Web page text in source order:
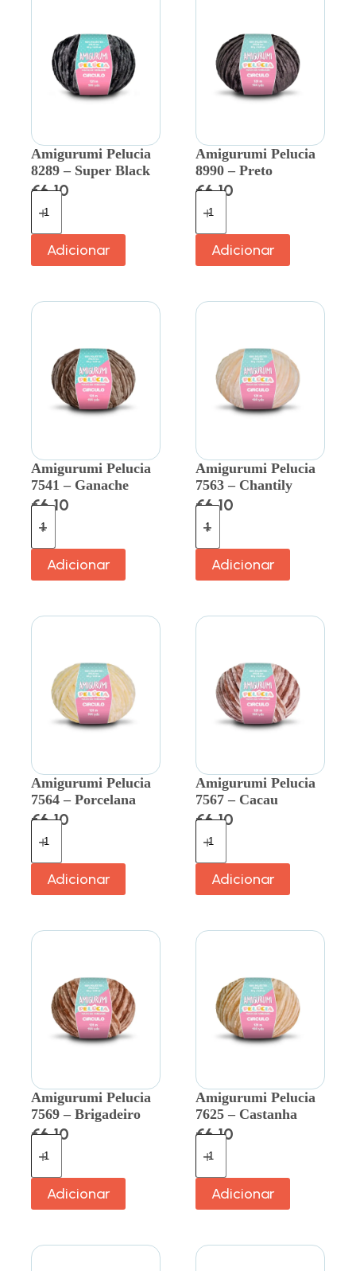
Amigurumi Pelucia
8289 – Super Black
€6.10
Adicionar
Amigurumi Pelucia
8990 – Preto
€6.10
Adicionar
Amigurumi Pelucia
7541 – Ganache
€6.10
Adicionar
Amigurumi Pelucia
7563 – Chantily
€6.10
Adicionar
Amigurumi Pelucia
7564 – Porcelana
€6.10
Adicionar
Amigurumi Pelucia
7567 – Cacau
€6.10
Adicionar
Amigurumi Pelucia
7569 – Brigadeiro
€6.10
Adicionar
Amigurumi Pelucia
7625 – Castanha
€6.10
Adicionar